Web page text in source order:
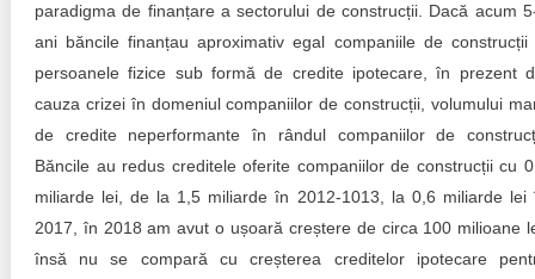
paradigma de finanțare a sectorului de construcții. Dacă acum
ani băncile finanțau aproximativ egal companiile de construcții
persoanele fizice sub formă de credite ipotecare, în prezent
cauza crizei în domeniul companiilor de construcții, volumului
de credite neperformante în rândul companiilor de
Băncile au redus creditele oferite companiilor de construcții cu
miliarde lei, de la 1,5 miliarde în 2012-1013, la 0,6 miliarde lei
2017, în 2018 am avut o ușoară creștere de circa 100 milioane
însă nu se compară cu creșterea creditelor ipotecare